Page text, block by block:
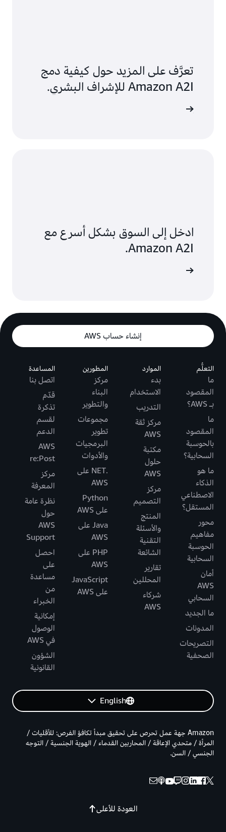
تعرَّف على المزيد حول كيفية دمج
Amazon A2I للإشراف البشري.
ادخل إلى السوق بشكل أسرع مع
Amazon A2I.
إنشاء حساب AWS
التعلُّم
ما
المقصود
بـ AWS؟
ما
المقصود
بالحوسبة
السحابية؟
ما هو
الذكاء
الاصطناعي
المستقل؟
محور
مفاهيم
الحوسبة
السحابية
أمان
AWS
السحابي
ما الجديد
المدونات
التصريحات
الصحفية
الموارد
بدء
الاستخدام
التدريب
مركز ثقة
AWS
مكتبة
حلول
AWS
مركز
التصميم
المنتج
والأسئلة
التقنية
الشائعة
تقارير
المحللين
شركاء
AWS
المطورين
مركز
البناء
والتطوير
مجموعات
تطوير
البرمجيات
والأدوات
.NET على
AWS
Python
على AWS
Java على
AWS
PHP على
AWS
JavaScript
على AWS
المساعدة
اتصل بنا
قدّم
تذكرة
لقسم
الدعم
AWS
re:Post
مركز
المعرفة
نظرة عامة
حول
AWS
Support
احصل
على
مساعدة
من
الخبراء
إمكانية
الوصول
في AWS
الشؤون
القانونية
English
العودة للأعلى
Amazon جهة عمل تحرص على تحقيق مبدأ تكافؤ الفرص: للأقليات /
المرأة / متحدي الإعاقة / المحاربين القدماء / الهوية الجنسية / التوجه
الجنسي / السن.